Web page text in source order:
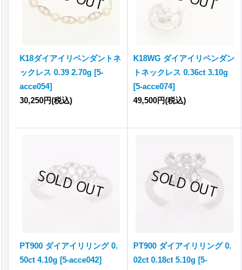
K18ダイアイリペンダントネ
ックレス 0.39 2.70g [5-
acce054]
30,250円(税込)
K18WG ダイアイリペンダン
トネックレス 0.36ct 3.10g
[5-acce074]
49,500円(税込)
PT900 ダイアイリリング 0.
50ct 4.10g [5-acce042]
PT900 ダイアイリリング 0.
02ct 0.18ct 5.10g [5-